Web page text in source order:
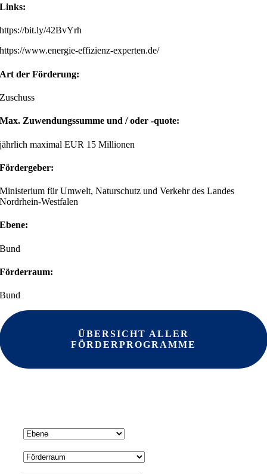
Links:
https://bit.ly/42BvYrh
https://www.energie-effizienz-experten.de/
Art der Förderung:
Zuschuss
Max. Zuwendungssumme und / oder -quote:
jährlich maximal EUR 15 Millionen
Fördergeber:
Ministerium für Umwelt, Naturschutz und Verkehr des Landes
Nordrhein-Westfalen
Ebene:
Bund
Förderraum:
Bund
ÜBERSICHT ALLER
FÖRDERPROGRAMME
Ebene
Förderraum